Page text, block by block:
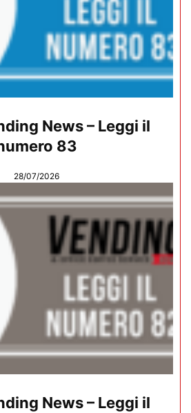
News – Leggi il
83
28/07/2026
News – Leggi il